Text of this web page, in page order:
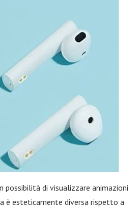
possibilità di visualizzare animazioni
è esteticamente diversa rispetto a